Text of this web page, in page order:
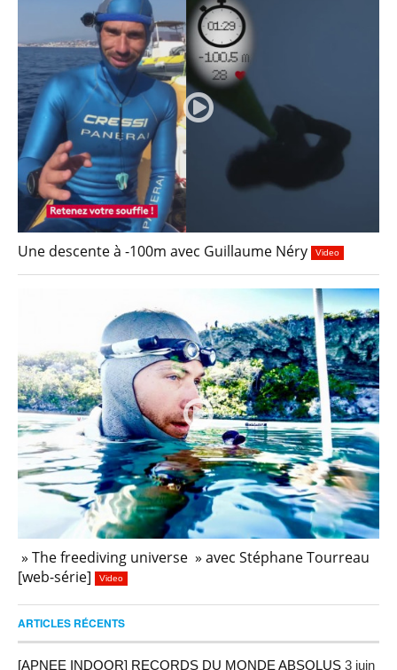
Une descente à -100m avec Guillaume Néry Video
» The freediving universe » avec Stéphane Tourreau
[web-série]
Video
ARTICLES RÉCENTS
[APNEE INDOOR] RECORDS DU MONDE ABSOLUS 3 juin